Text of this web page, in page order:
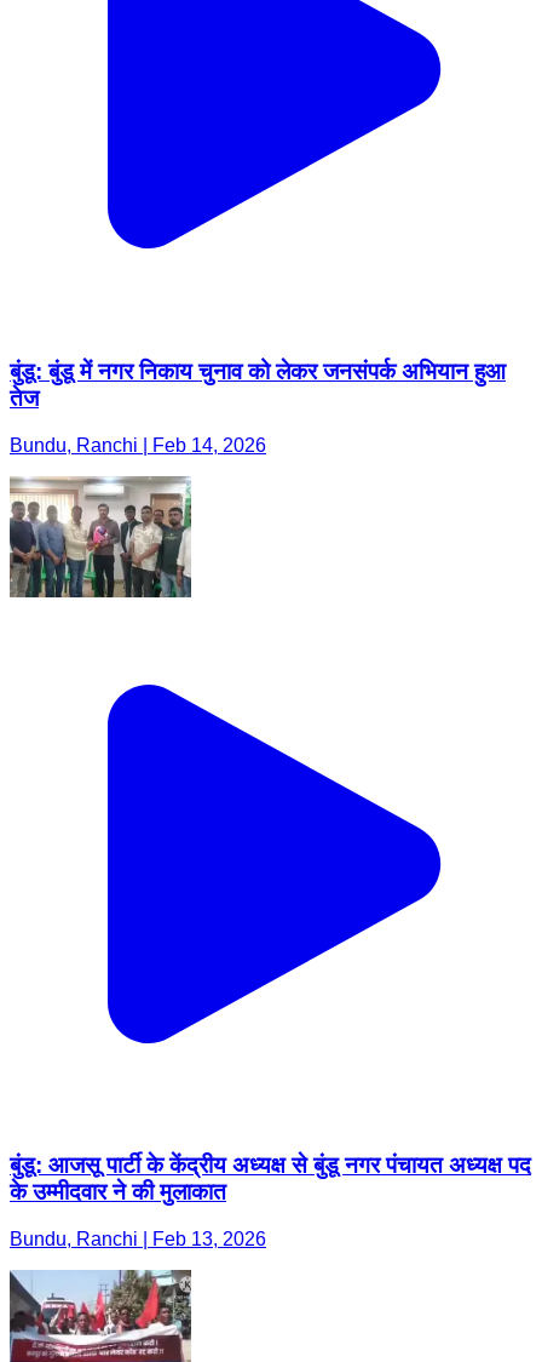
बुंडू: बुंडू में नगर निकाय चुनाव को लेकर जनसंपर्क अभियान हुआ
तेज
Bundu, Ranchi | Feb 14, 2026
बुंडू: आजसू पार्टी के केंद्रीय अध्यक्ष से बुंडू नगर पंचायत अध्यक्ष पद
के उम्मीदवार ने की मुलाकात
Bundu, Ranchi | Feb 13, 2026